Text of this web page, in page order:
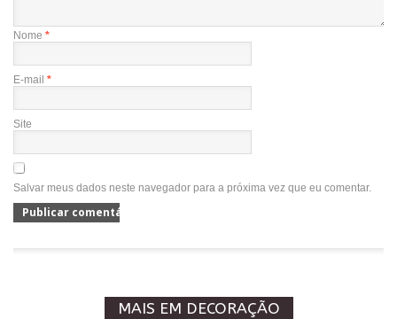
Nome *
E-mail *
Site
Salvar meus dados neste navegador para a próxima vez que eu comentar.
MAIS EM DECORAÇÃO